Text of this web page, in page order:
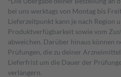
bei uns werktags von Montag bis
Lieferzeitpunkt kann je nach Region
Produktverfügbarkeit sowie vom
abweichen. Darüber hinaus können
Prüfungen, die zu deiner
Lieferfrist um die Dauer der
verlängern.